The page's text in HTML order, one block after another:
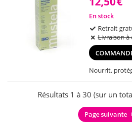
En stock
Retrait
Livraison à
Nourrit,
Résultats 1 à 30 (sur un
Page suivante